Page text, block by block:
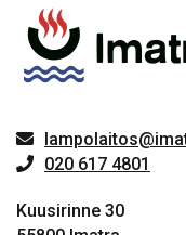
020 617 4801
Kuusirinne 30